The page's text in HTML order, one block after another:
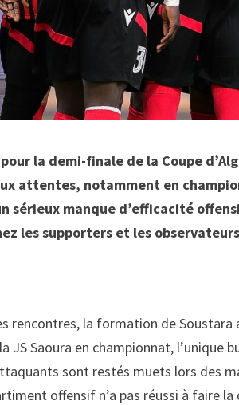
la demi-finale de la Coupe
attentes, notamment en
sérieux manque d’efficacité
les supporters et les
rencontres, la formation de
JS Saoura en championnat, l’unique
sont restés muets lors des
offensif n’a pas réussi à faire